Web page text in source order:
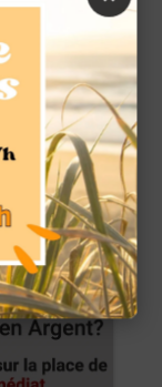
de joaillerie.
comme une
de nombreux
et de ce fait,